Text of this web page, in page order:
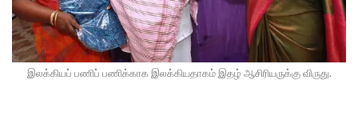
இலக்கியப் பணிப் பணிக்காக இலக்கியதாகம் இதழ் ஆசிரியருக்கு விருது.